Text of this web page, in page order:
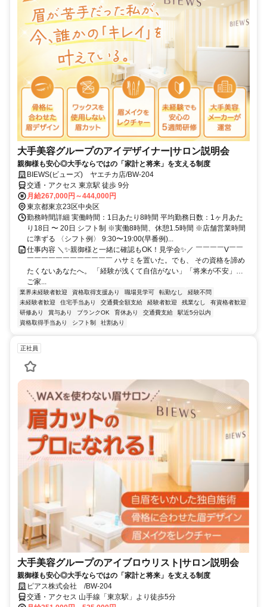
大手美容グループのアイデザイナー|サロン説明会
親御様も安心◎大手ならではの「家計と将来」を支える制度
BIEWS(ビューズ) ヤエチカ店/BW-204
交通・アクセス 東京駅 徒歩 9分
月給267,000円～444,000円
東京都東京23区中央区
勤務時間詳細 実働時間：1日あたり8時間 平均勤務日数：1ヶ月あた
り18日 〜 20日 シフト制 ※実働8時間、休憩1.5時間 ※店舗営業時間
に準ずる 〈シフト例〉 9:30〜19:00(早番例)...
仕事内容 ＼✨親御様と一緒に確認もOK！見学会✨／ ￣￣￣￣V￣￣
￣￣￣￣￣￣￣￣￣￣￣￣ ハサミを置いた。でも、 その資格を諦め
たくないあなたへ。 「経験が浅くて自信がない」「将来が不安」…
ご家...
業界未経験者歓迎 資格取得支援あり 職場見学可 転勤なし
経験不問
未経験者歓迎
住宅手当あり 交通費全額支給 経験者歓迎 残業なし
有資格者歓迎
研修あり
賞与あり ブランクOK 育休あり 交通費支給
駅近5分以内
資格取得手当あり
シフト制 社割あり
正社員
大手美容グループのアイブロウリスト|サロン説明会
親御様も安心◎大手ならではの「家計と将来」を支える制度
ピアス株式会社 /BW-204
交通・アクセス 山手線「東京駅」より徒歩5分